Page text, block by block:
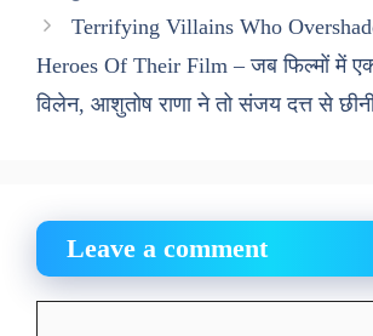
Terrifying Villains Who
Heroes Of Their Film – जब फिल्मों में
विलेन, आशुतोष राणा ने तो संजय दत्त से छीनी
Leave a comment